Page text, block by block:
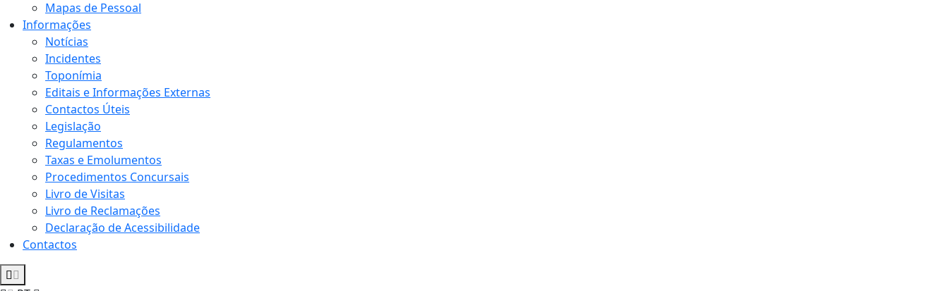
Mapas de Pessoal
Informações
Notícias
Incidentes
Toponímia
Editais e Informações Externas
Contactos Úteis
Legislação
Regulamentos
Taxas e Emolumentos
Procedimentos Concursais
Livro de Visitas
Livro de Reclamações
Declaração de Acessibilidade
Contactos